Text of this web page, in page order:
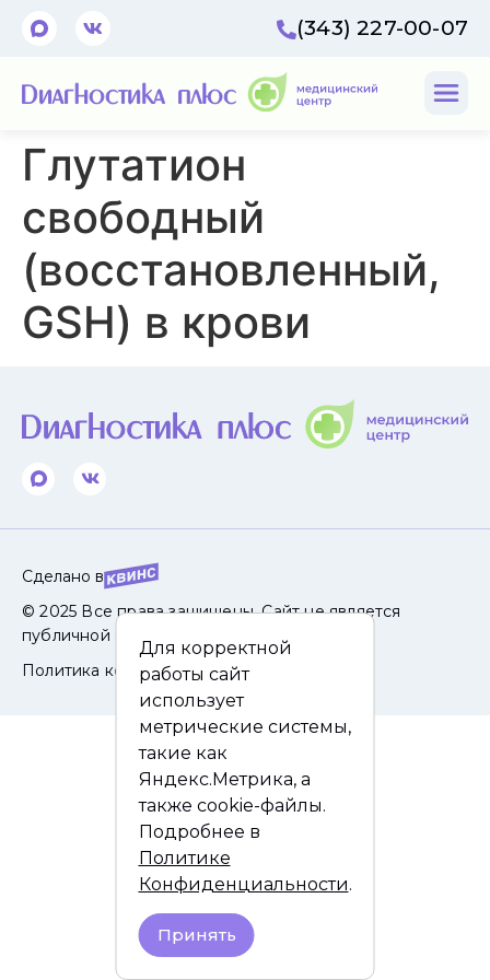
(343) 227-00-07
Глутатион
свободный
(восстановленный,
GSH) в крови
Сделано в
© 2025 Все права защищены. Сайт не является
публичной офертой.
Политика конфиденциальности
Для корректной
работы сайт
использует
метрические системы,
такие как
Яндекс.Метрика, а
также cookie-файлы.
Подробнее в
Политике
Конфиденциальности.
Принять